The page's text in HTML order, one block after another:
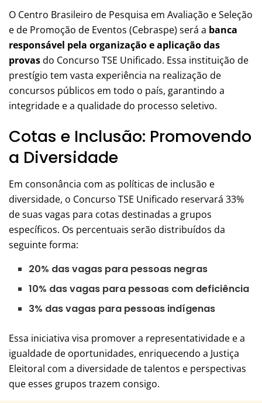
O Centro Brasileiro de Pesquisa em Avaliação e Seleção
e de Promoção de Eventos (Cebraspe) será a banca
responsável pela organização e aplicação das
provasdo Concurso TSE Unificado. Essa instituição de
prestígio tem vasta experiência na realização de
concursos públicos em todo o país, garantindo a
integridade e a qualidade do processo seletivo.
Cotas e Inclusão: Promovendo
a Diversidade
Em consonância com as políticas de inclusão e
diversidade, o Concurso TSE Unificado reservará 33%
de suas vagas para cotas destinadas a grupos
específicos. Os percentuais serão distribuídos da
seguinte forma:
20% das vagas para pessoas negras
10% das vagas para pessoas com deficiência
3% das vagas para pessoas indígenas
Essa iniciativa visa promover a representatividade e a
igualdade de oportunidades, enriquecendo a Justiça
Eleitoral com a diversidade de talentos e perspectivas
que esses grupos trazem consigo.